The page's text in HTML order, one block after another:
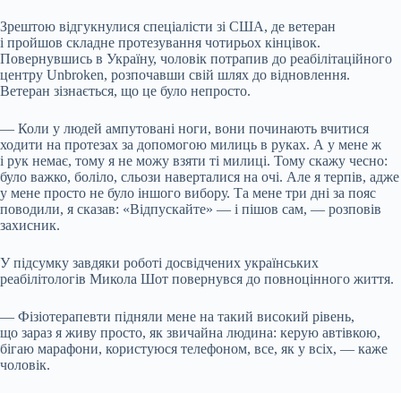
Зрештою відгукнулися спеціалісти зі США, де ветеран
і пройшов складне протезування чотирьох кінцівок.
Повернувшись в Україну, чоловік потрапив до реабілітаційного
центру Unbroken, розпочавши свій шлях до відновлення.
Ветеран зізнається, що це було непросто.
— Коли у людей ампутовані ноги, вони починають вчитися
ходити на протезах за допомогою милиць в руках. А у мене ж
і рук немає, тому я не можу взяти ті милиці. Тому скажу чесно:
було важко, боліло, сльози наверталися на очі. Але я терпів, адже
у мене просто не було іншого вибору. Та мене три дні за пояс
поводили, я сказав: «Відпускайте» — і пішов сам, — розповів
захисник.
У підсумку завдяки роботі досвідчених українських
реабілітологів Микола Шот повернувся до повноцінного життя.
— Фізіотерапевти підняли мене на такий високий рівень,
що зараз я живу просто, як звичайна людина: керую автівкою,
бігаю марафони, користуюся телефоном, все, як у всіх, — каже
чоловік.